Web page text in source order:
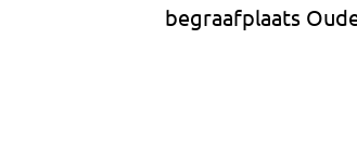
begraafplaats